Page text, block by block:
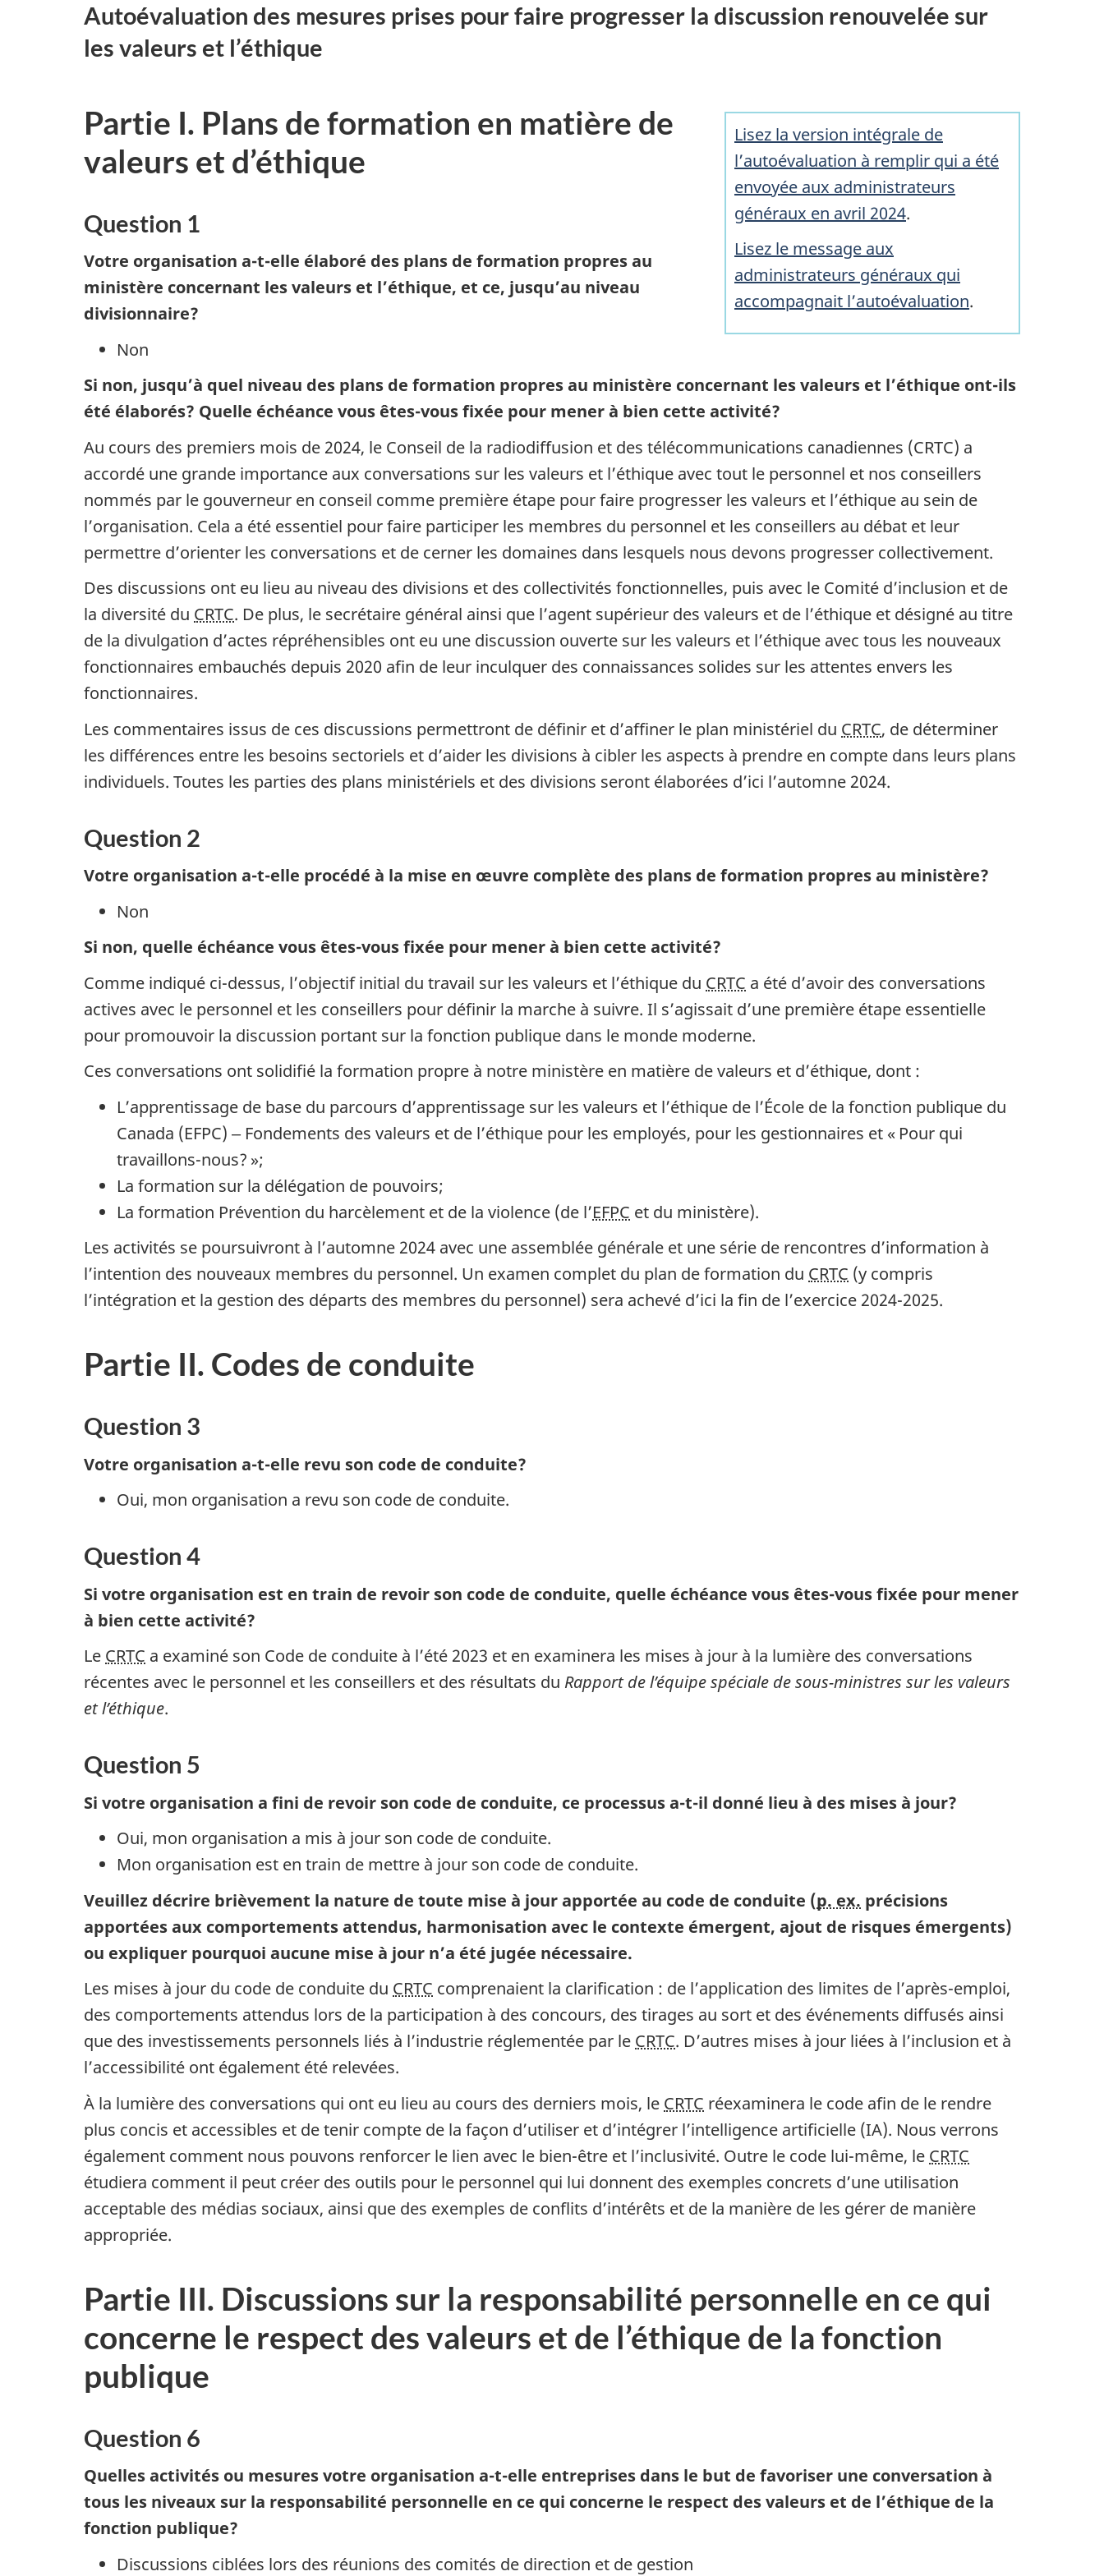
Autoévaluation des mesures prises pour faire progresser la discussion renouvelée sur
les valeurs et l’éthique
Lisez la version intégrale de
l’autoévaluation à remplir qui a été
envoyée aux administrateurs
généraux en avril 2024.
Lisez le message aux
administrateurs généraux qui
accompagnait l’autoévaluation.
Partie I. Plans de formation en matière de
valeurs et d’éthique
Question 1
Votre organisation a-t-elle élaboré des plans de formation propres au
ministère concernant les valeurs et l’éthique, et ce, jusqu’au niveau
divisionnaire?
Non
Si non, jusqu’à quel niveau des plans de formation propres au ministère concernant les valeurs et l’éthique ont-ils
été élaborés? Quelle échéance vous êtes-vous fixée pour mener à bien cette activité?
Au cours des premiers mois de 2024, le Conseil de la radiodiffusion et des télécommunications canadiennes (CRTC) a
accordé une grande importance aux conversations sur les valeurs et l’éthique avec tout le personnel et nos conseillers
nommés par le gouverneur en conseil comme première étape pour faire progresser les valeurs et l’éthique au sein de
l’organisation. Cela a été essentiel pour faire participer les membres du personnel et les conseillers au débat et leur
permettre d’orienter les conversations et de cerner les domaines dans lesquels nous devons progresser collectivement.
Des discussions ont eu lieu au niveau des divisions et des collectivités fonctionnelles, puis avec le Comité d’inclusion et de
la diversité du CRTC. De plus, le secrétaire général ainsi que l’agent supérieur des valeurs et de l’éthique et désigné au titre
de la divulgation d’actes répréhensibles ont eu une discussion ouverte sur les valeurs et l’éthique avec tous les nouveaux
fonctionnaires embauchés depuis 2020 afin de leur inculquer des connaissances solides sur les attentes envers les
fonctionnaires.
Les commentaires issus de ces discussions permettront de définir et d’affiner le plan ministériel du CRTC, de déterminer
les différences entre les besoins sectoriels et d’aider les divisions à cibler les aspects à prendre en compte dans leurs plans
individuels. Toutes les parties des plans ministériels et des divisions seront élaborées d’ici l’automne 2024.
Question 2
Votre organisation a-t-elle procédé à la mise en œuvre complète des plans de formation propres au ministère?
Non
Si non, quelle échéance vous êtes-vous fixée pour mener à bien cette activité?
Comme indiqué ci-dessus, l’objectif initial du travail sur les valeurs et l’éthique du CRTC a été d’avoir des conversations
actives avec le personnel et les conseillers pour définir la marche à suivre. Il s’agissait d’une première étape essentielle
pour promouvoir la discussion portant sur la fonction publique dans le monde moderne.
Ces conversations ont solidifié la formation propre à notre ministère en matière de valeurs et d’éthique, dont :
L’apprentissage de base du parcours d’apprentissage sur les valeurs et l’éthique de l’École de la fonction publique du
Canada (EFPC) ‒ Fondements des valeurs et de l’éthique pour les employés, pour les gestionnaires et « Pour qui
travaillons-nous? »;
La formation sur la délégation de pouvoirs;
La formation Prévention du harcèlement et de la violence (de l’EFPC et du ministère).
Les activités se poursuivront à l’automne 2024 avec une assemblée générale et une série de rencontres d’information à
l’intention des nouveaux membres du personnel. Un examen complet du plan de formation du CRTC (y compris
l’intégration et la gestion des départs des membres du personnel) sera achevé d’ici la fin de l’exercice 2024-2025.
Partie II. Codes de conduite
Question 3
Votre organisation a-t-elle revu son code de conduite?
Oui, mon organisation a revu son code de conduite.
Question 4
Si votre organisation est en train de revoir son code de conduite, quelle échéance vous êtes-vous fixée pour mener
à bien cette activité?
Le CRTC a examiné son Code de conduite à l’été 2023 et en examinera les mises à jour à la lumière des conversations
récentes avec le personnel et les conseillers et des résultats du Rapport de l’équipe spéciale de sous-ministres sur les valeurs
et l’éthique.
Question 5
Si votre organisation a fini de revoir son code de conduite, ce processusa-t-il donné lieu à des mises à jour?
Oui, mon organisation a mis à jour son code de conduite.
Mon organisation est en train de mettre à jour son code de conduite.
Veuillez décrire brièvement la nature de toute mise à jour apportée au code de conduite (p. ex. précisions
apportées aux comportements attendus, harmonisation avec le contexte émergent, ajout de risques émergents)
ou expliquer pourquoi aucune mise à jour n’a été jugée nécessaire.
Les mises à jour du code de conduite du CRTC comprenaient la clarification : de l’application des limites de l’après-emploi,
des comportements attendus lors de la participation à des concours, des tirages au sort et des événements diffusés ainsi
que des investissements personnels liés à l’industrie réglementée par le CRTC. D’autres mises à jour liées à l’inclusion et à
l’accessibilité ont également été relevées.
À la lumière des conversations qui ont eu lieu au cours des derniers mois, le CRTC réexaminera le code afin de le rendre
plus concis et accessibles et de tenir compte de la façon d’utiliser et d’intégrer l’intelligence artificielle (IA). Nous verrons
également comment nous pouvons renforcer le lien avec le bien-être et l’inclusivité. Outre le code lui-même, le CRTC
étudiera comment il peut créer des outils pour le personnel qui lui donnent des exemples concrets d’une utilisation
acceptable des médias sociaux, ainsi que des exemples de conflits d’intérêts et de la manière de les gérer de manière
appropriée.
Partie III. Discussions sur la responsabilité personnelle en ce qui
concerne le respect des valeurs et de l’éthique de la fonction
publique
Question 6
Quelles activités ou mesures votre organisation a-t-elle entreprises dans le but de favoriser une conversation à
tous les niveaux sur la responsabilité personnelle en ce qui concerne le respect des valeurs et de l’éthique de la
fonction publique?
Discussions ciblées lors des réunions des comités de direction et de gestion